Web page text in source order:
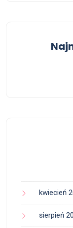
kwiecień
sierpień